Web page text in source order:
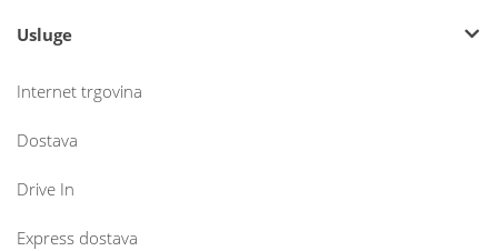
Usluge
Internet trgovina
Dostava
Drive In
Express dostava